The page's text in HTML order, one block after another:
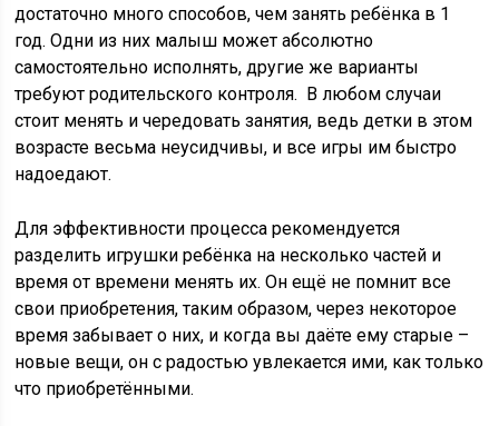
достаточно много способов, чем занять ребёнка в 1
год. Одни из них малыш может абсолютно
самостоятельно исполнять, другие же варианты
требуют родительского контроля. В любом случаи
стоит менять и чередовать занятия, ведь детки в этом
возрасте весьма неусидчивы, и все игры им быстро
надоедают.
Для эффективности процесса рекомендуется
разделить игрушки ребёнка на несколько частей и
время от времени менять их. Он ещё не помнит все
свои приобретения, таким образом, через некоторое
время забывает о них, и когда вы даёте ему старые –
новые вещи, он с радостью увлекается ими, как только
что приобретёнными.